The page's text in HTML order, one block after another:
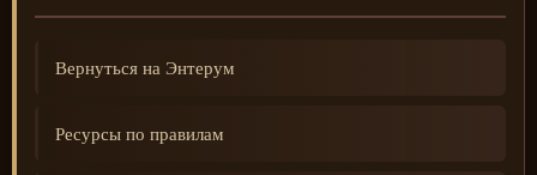
Вернуться на Энтерум
Ресурсы по правилам